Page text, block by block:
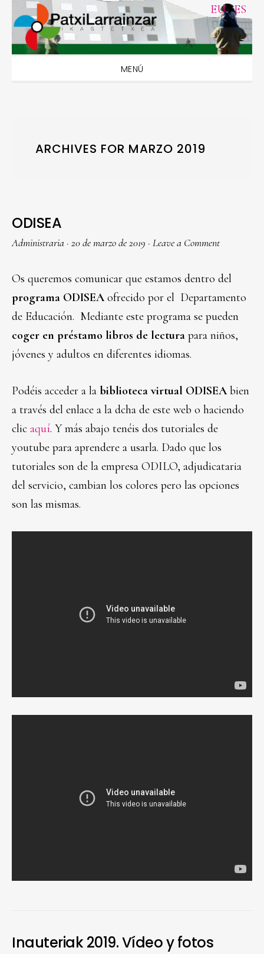
Skip
to
primary
Skip
to
main
Skip
to
primary
Skip
to
footer
EU|ES
MENÚ
ARCHIVES FOR MARZO 2019
ODISEA
Administraria · 20 de marzo de 2019 · Leave a Comment
Os queremos comunicar que estamos dentro del
programa ODISEAofrecido por el Departamento
de Educación. Mediante este programa se pueden
coger en préstamo libros de lectura para niños,
jóvenes y adultos en diferentes idiomas.
Podéis acceder a la biblioteca virtual ODISEAbien
a través del enlace a la dcha de este web o haciendo
clic aquí. Y más abajo tenéis dos tutoriales de
youtube para aprendere a usarla. Dado que los
tutoriales son de la empresa ODILO, adjudicataria
del servicio, cambian los colores pero las opciones
son las mismas.
Inauteriak 2019. Vídeo y fotos